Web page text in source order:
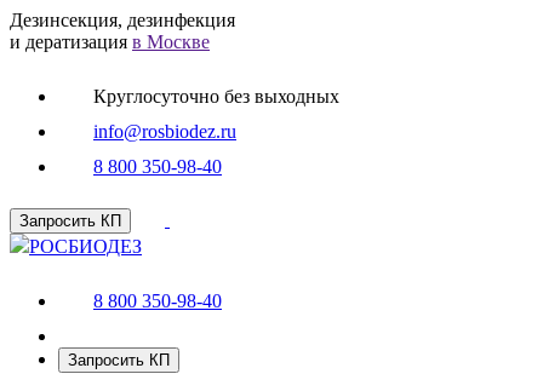
Дезинсекция, дезинфекция
и дератизация в Москве
Круглосуточно без выходных
info@rosbiodez.ru
8 800 350-98-40
Запросить КП
РОСБИОДЕЗ
8 800 350-98-40
Запросить КП